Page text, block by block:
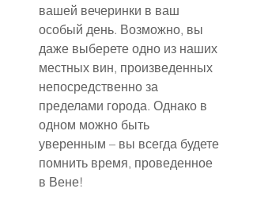
вашей вечеринки в ваш
особый день. Возможно, вы
даже выберете одно из наших
местных вин, произведенных
непосредственно за
пределами города. Однако в
одном можно быть
уверенным – вы всегда будете
помнить время, проведенное
в Вене!